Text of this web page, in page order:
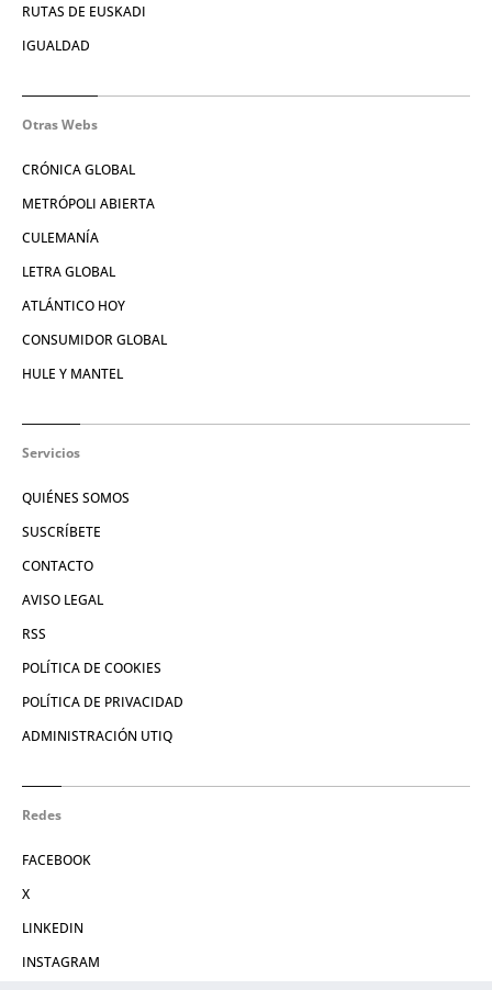
RUTAS DE EUSKADI
IGUALDAD
Otras Webs
CRÓNICA GLOBAL
METRÓPOLI ABIERTA
CULEMANÍA
LETRA GLOBAL
ATLÁNTICO HOY
CONSUMIDOR GLOBAL
HULE Y MANTEL
Servicios
QUIÉNES SOMOS
SUSCRÍBETE
CONTACTO
AVISO LEGAL
RSS
POLÍTICA DE COOKIES
POLÍTICA DE PRIVACIDAD
ADMINISTRACIÓN UTIQ
Redes
FACEBOOK
X
LINKEDIN
INSTAGRAM